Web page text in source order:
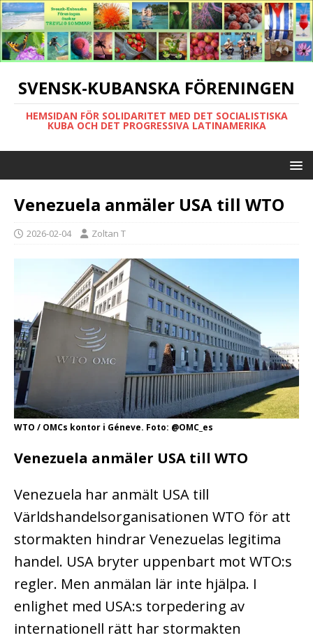
SVENSK-KUBANSKA FÖRENINGEN
HEMSIDAN FÖR SOLIDARITET MED DET SOCIALISTISKA
KUBA OCH DET PROGRESSIVA LATINAMERIKA
Venezuela anmäler USA till WTO
2026-02-04 Zoltan T
WTO / OMCs kontor i Géneve. Foto: @OMC_es
Venezuela anmäler USA till WTO
Venezuela har anmält USA till
Världshandelsorganisationen WTO för att
stormakten hindrar Venezuelas legitima
handel. USA bryter uppenbart mot WTO:s
regler. Men anmälan lär inte hjälpa. I
enlighet med USA:s torpedering av
internationell rätt har stormakten